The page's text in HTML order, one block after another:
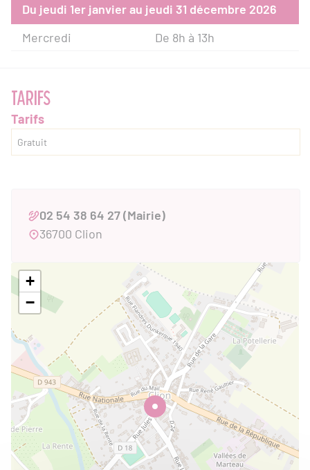
Du jeudi 1er janvier au jeudi 31 décembre 2026
Mercredi
De 8h à 13h
TARIFS
Tarifs
Gratuit
02 54 38 64 27 (Mairie)
36700 Clion
+
−